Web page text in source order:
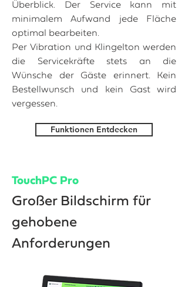
Überblick. Der Service kann mit
minimalem Aufwand jede Fläche
optimal bearbeiten.
Per Vibration und Klingelton werden
die Servicekräfte stets an die
Wünsche der Gäste erinnert. Kein
Bestellwunsch und kein Gast wird
vergessen.
Funktionen Entdecken
TouchPC Pro
Großer Bildschirm für
gehobene
Anforderungen